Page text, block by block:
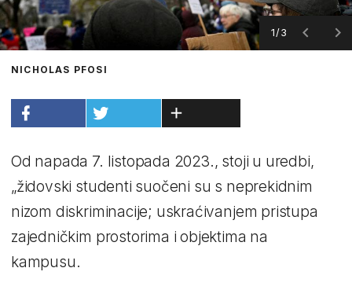
1/3
NICHOLAS PFOSI
Od napada 7. listopada 2023., stoji u uredbi,
„židovski studenti suočeni su s neprekidnim
nizom diskriminacije; uskraćivanjem pristupa
zajedničkim prostorima i objektima na
kampusu.